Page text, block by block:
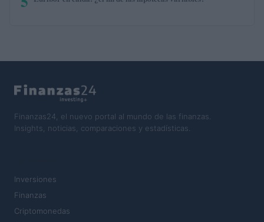
Finanzas24, el nuevo portal al mundo de las finanzas.
Insights, noticias, comparaciones y estadísticas.
Inversiones
Finanzas
Criptomonedas